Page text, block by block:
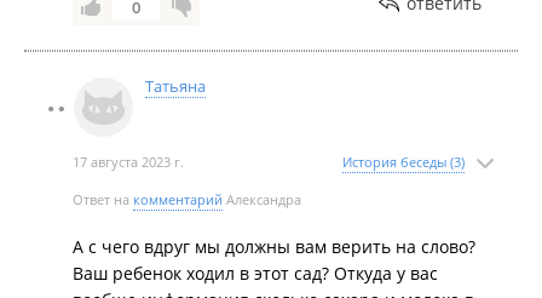
0
Татьяна
17 августа 2023 г. История беседы (3)
Ответ на комментарий Александра
А с чего вдруг мы должны вам верить на слово?
Ваш ребенок ходил в этот сад? Откуда у вас